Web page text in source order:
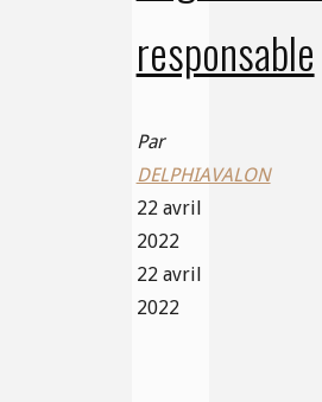
responsable
Par
DELPHIAVALON
22 avril
2022
22 avril
2022